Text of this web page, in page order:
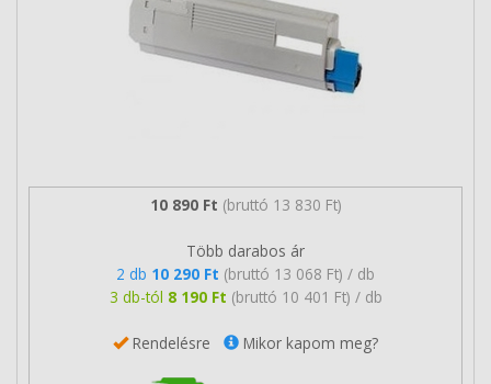
10 890 Ft (bruttó 13 830 Ft)
Több darabos ár
2 db 10 290 Ft (bruttó 13 068 Ft) / db
3 db-tól 8 190 Ft (bruttó 10 401 Ft) / db
Rendelésre Mikor kapom meg?